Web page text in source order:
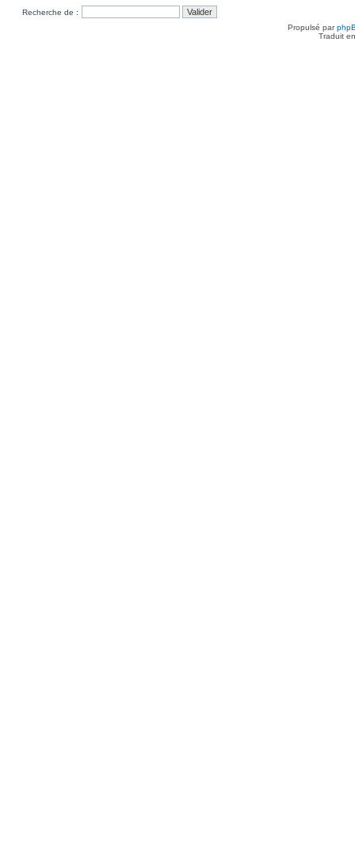
Recherche de :
Propulsé par
Traduit